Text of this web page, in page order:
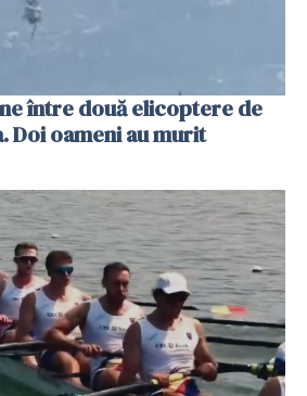
între două elicoptere de
Doi oameni au murit